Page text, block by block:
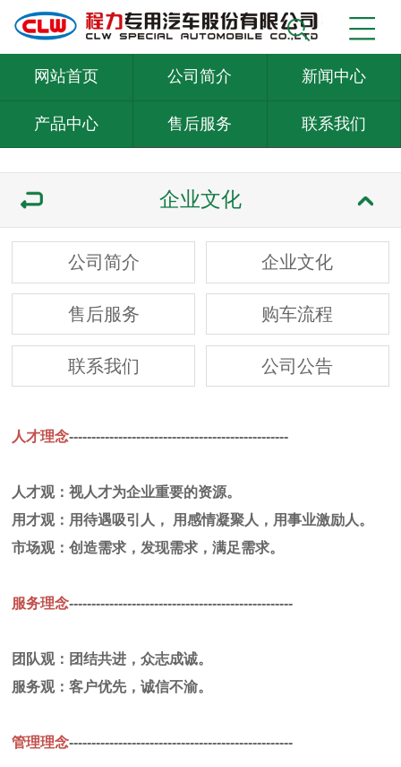
网站首页 公司简介 新闻中心
产品中心 售后服务 联系我们
企业文化
公司简介 企业文化
售后服务 购车流程
联系我们 公司公告
人才理念-------------------------------------------------
人才观：视人才为企业重要的资源。
用才观：用待遇吸引人， 用感情凝聚人，用事业激励人。
市场观：创造需求，发现需求，满足需求。
服务理念--------------------------------------------------
团队观：团结共进，众志成诚。
服务观：客户优先，诚信不渝。
管理理念--------------------------------------------------